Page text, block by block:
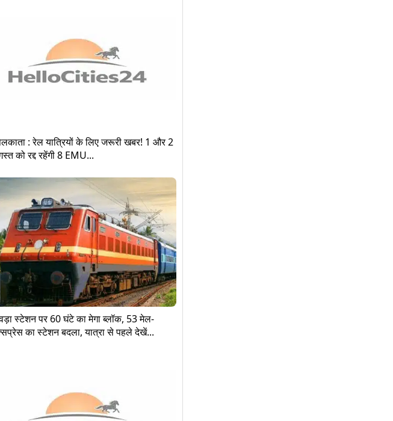
: रेल यात्रियों के लिए जरूरी खबर! 1 और 2
को रद्द रहेंगी 8 EMU...
स्टेशन पर 60 घंटे का मेगा ब्लॉक, 53 मेल-
का स्टेशन बदला, यात्रा से पहले देखें...